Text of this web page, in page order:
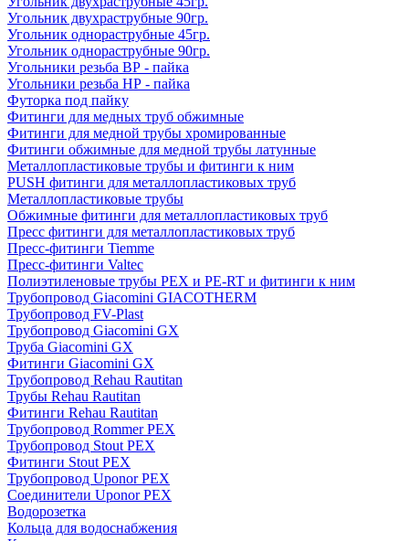
Угольник двухраструбные 90гр.
Угольник однораструбные 45гр.
Угольник однораструбные 90гр.
Угольники резьба ВР - пайка
Угольники резьба НР - пайка
Футорка под пайку
Фитинги для медных труб обжимные
Фитинги для медной трубы хромированные
Фитинги обжимные для медной трубы латунные
Металлопластиковые трубы и фитинги к ним
PUSH фитинги для металлопластиковых труб
Металлопластиковые трубы
Обжимные фитинги для металлопластиковых труб
Пресс фитинги для металлопластиковых труб
Пресс-фитинги Tiemme
Пресс-фитинги Valtec
Полиэтиленовые трубы PEX и PE-RT и фитинги к ним
Трубопровод Giacomini GIACOTHERM
Трубопровод FV-Plast
Трубопровод Giacomini GX
Труба Giacomini GX
Фитинги Giacomini GX
Трубопровод Rehau Rautitan
Трубы Rehau Rautitan
Фитинги Rehau Rautitan
Трубопровод Rommer PEX
Трубопровод Stout PEX
Фитинги Stout PEX
Трубопровод Uponor PEX
Соединители Uponor PEX
Водорозетка
Кольца для водоснабжения